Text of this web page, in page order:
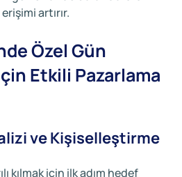
artırır.
Özel Gün
Etkili Pazarlama
ve Kişiselleştirme
kılmak için ilk adım hedef